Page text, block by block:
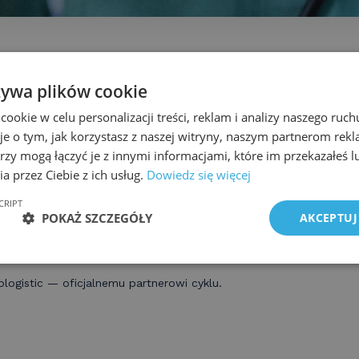
Sekcji Chirurgii Endoskopowej, której jestem
roli endoskopii w leczeniu nowotworów przewodu
z Torunia moderuję każde spotkanie, do którego
w leczeniu danej jednostki chorobowej oraz lekarza
Rozmawialiśmy o raku przełyku. Fantastyczni eksperci — dr
Michał Jankowski z Bydgoszczy przybliżyli nam możliwości
ponad 150 lekarzy. Bardzo dziękujemy za udział.
środę miesiąca o 20. Tym razem zajmiemy się rakiem
— oficjalnemu partnerowi cyklu.
plików cookie
w celu personalizacji treści, reklam i analizy naszego
o tym, jak korzystasz z naszej witryny, naszym partnerom
mogą łączyć je z innymi informacjami, które im przekazałeś
przez Ciebie z ich usług. Dowiedz się więcej
POKAŻ SZCZEGÓŁY